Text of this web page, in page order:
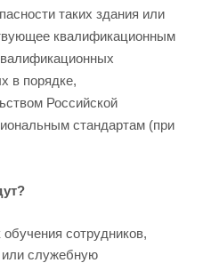
таких здания или
квалификационным
в порядке,
Российской
стандартам (при
сотрудников,
служебную